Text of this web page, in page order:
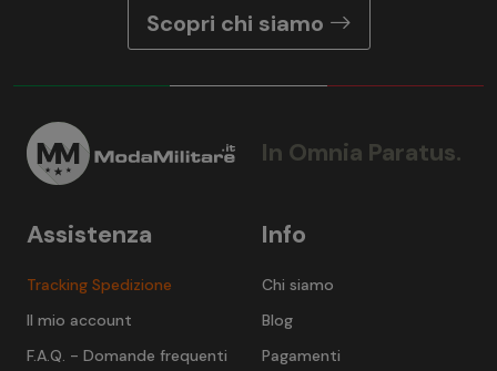
Scopri chi siamo
In Omnia Paratus.
Info
Chi siamo
Blog
Pagamenti
Assistenza
Tracking Spedizione
Il mio account
F.A.Q. - Domande frequenti